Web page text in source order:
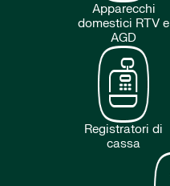
Apparecchi
domestici RTV e
AGD
Registratori di
cassa